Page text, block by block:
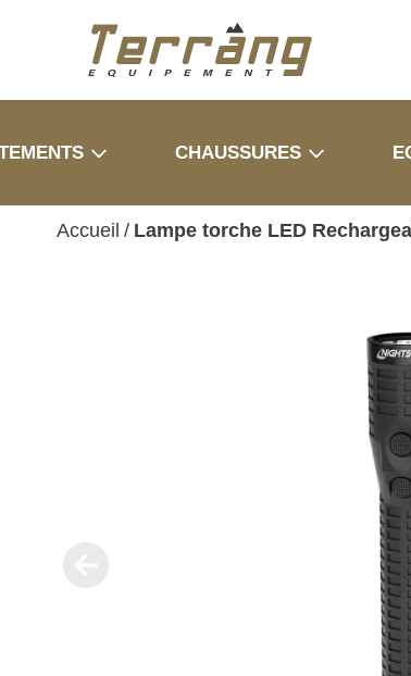
CHAUSSURES
Accueil / Lampe torche LED